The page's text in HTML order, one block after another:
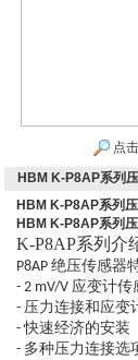
点
HBM K-P8AP系列
HBM K-P8AP系列
HBM K-P8AP系列
K-P8AP系列 介
P8AP 绝压传感器
- 2 mV/V 应变计传
- 压力连接和应变
-快速经济的安装
- 多种压力连接选